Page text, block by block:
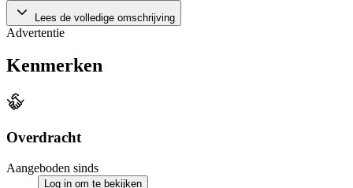
Lees de volledige omschrijving
Advertentie
Kenmerken
Overdracht
Aangeboden sinds
Log in om te bekijken